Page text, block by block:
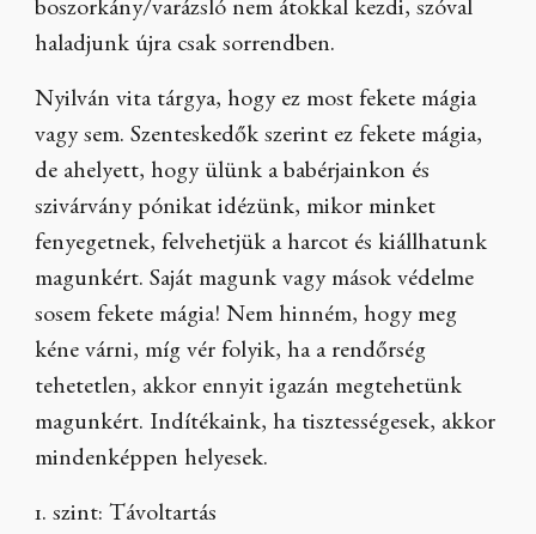
boszorkány/varázsló nem átokkal kezdi, szóval
haladjunk újra csak sorrendben.
Nyilván vita tárgya, hogy ez most fekete mágia
vagy sem. Szenteskedők szerint ez fekete mágia,
de ahelyett, hogy ülünk a babérjainkon és
szivárvány pónikat idézünk, mikor minket
fenyegetnek, felvehetjük a harcot és kiállhatunk
magunkért. Saját magunk vagy mások védelme
sosem fekete mágia! Nem hinném, hogy meg
kéne várni, míg vér folyik, ha a rendőrség
tehetetlen, akkor ennyit igazán megtehetünk
magunkért. Indítékaink, ha tisztességesek, akkor
mindenképpen helyesek.
1. szint: Távoltartás